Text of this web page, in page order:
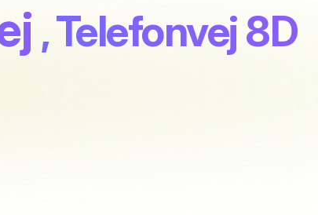
, Telefonvej 8D